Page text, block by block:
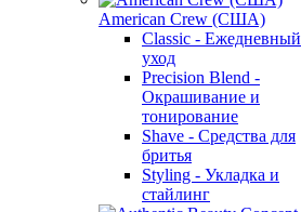
American Crew (США)
Classic - Ежедневный
уход
Precision Blend -
Окрашивание и
тонирование
Shave - Средства для
бритья
Styling - Укладка и
стайлинг